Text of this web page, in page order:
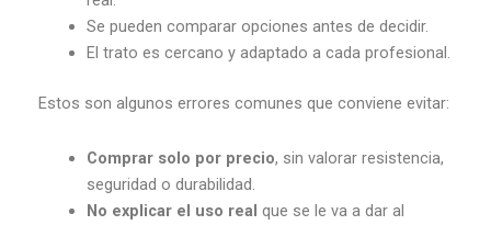
Se pueden comparar opciones antes de decidir.
El trato es cercano y adaptado a cada profesional.
Estos son algunos errores comunes que conviene evitar:
Comprar solo por precio, sin valorar resistencia,
seguridad o durabilidad.
No explicar el uso real que se le va a dar al